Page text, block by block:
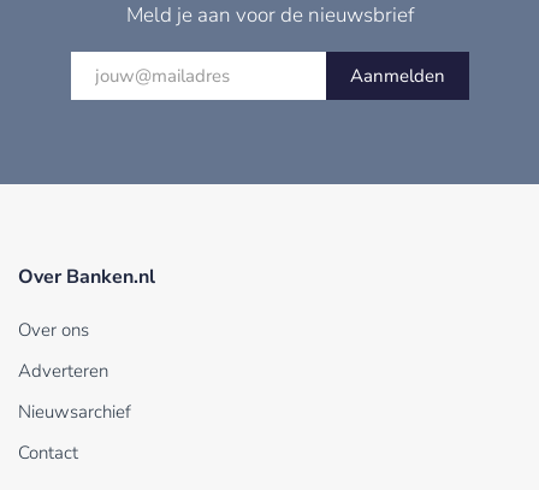
Meld je aan voor de nieuwsbrief
Aanmelden
Over Banken.nl
Over ons
Adverteren
Nieuwsarchief
Contact